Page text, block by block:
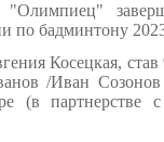
по бадминтону
Косецкая,
/Иван
(в партнерстве